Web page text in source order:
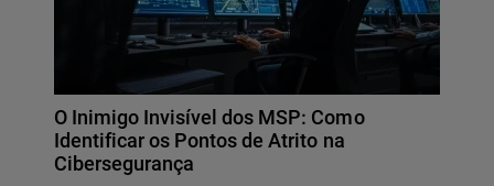
O Inimigo Invisível dos MSP: Como
Identificar os Pontos de Atrito na
Cibersegurança